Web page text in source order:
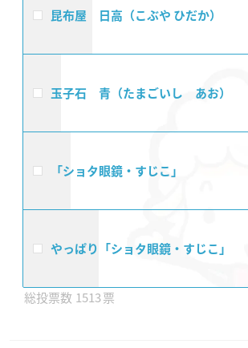
昆布屋 日高（こぶや ひだか）
玉子石 青（たまごいし あお）
「ショタ眼鏡・すじこ」​
やっぱり「ショタ眼鏡・すじこ」​
1513